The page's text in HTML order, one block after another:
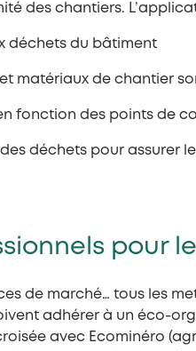
des chantiers.
déchets du bâtiment
matériaux de chantier
fonction des points de
déchets pour assurer
pour
de marché… tous les
adhérer à un éco-
avec Ecominéro